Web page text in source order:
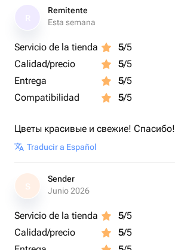
Remitente
Esta semana
Servicio de la tienda 5/5
Calidad/precio
5/5
Entrega
5/5
Compatibilidad
5/5
Цветы красивые и свежие! Спасибо!
Traducir a Español
S
Sender
Junio 2026
Servicio de la tienda 5/5
Calidad/precio
5/5